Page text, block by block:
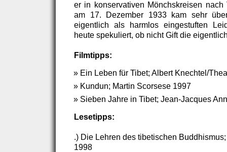
er in konservativen Mönchskreisen nach
am 17. Dezember 1933 kam sehr
eigentlich als harmlos eingestuften
heute spekuliert, ob nicht Gift die
Filmtipps:
Ein Leben für Tibet; Albert Knechtel/
Kundun; Martin Scorsese 1997
Sieben Jahre in Tibet; Jean-Jacques
Lesetipps:
.) Die Lehren des tibetischen
1998